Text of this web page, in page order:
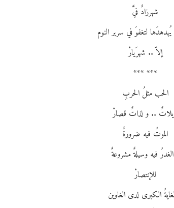
شهرزادٌ فيَّ
لتغفوَ في سرير النوم
إلاّ .. شهرَيارْ
*** ***
الحب مثلُ الحربِ
.. و لذاتٌ قصارْ
الموتُ فيه ضرورةٌ
فيه وسيلةٌ مشروعةٌ
للإنتصارْ
الكبرى لدى الغاوين